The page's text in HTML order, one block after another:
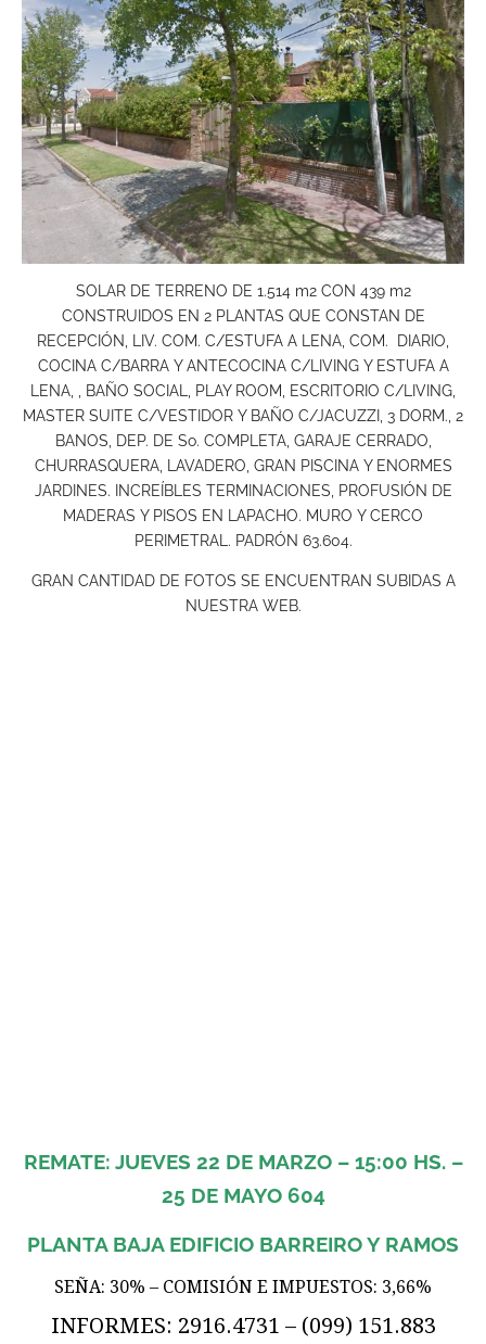
SOLAR DE TERRENO DE 1.514 m2 CON 439 m2
CONSTRUIDOS EN 2 PLANTAS QUE CONSTAN DE
RECEPCIÓN, LIV. COM. C/ESTUFA A LENA, COM. DIARIO,
COCINA C/BARRA Y ANTECOCINA C/LIVING Y ESTUFA A
LENA, , BAÑO SOCIAL, PLAY ROOM, ESCRITORIO C/LIVING,
MASTER SUITE C/VESTIDOR Y BAÑO C/JACUZZI, 3 DORM., 2
BANOS, DEP. DE So. COMPLETA, GARAJE CERRADO,
CHURRASQUERA, LAVADERO, GRAN PISCINA Y ENORMES
JARDINES. INCREÍBLES TERMINACIONES, PROFUSIÓN DE
MADERAS Y PISOS EN LAPACHO. MURO Y CERCO
PERIMETRAL. PADRÓN 63.604.
GRAN CANTIDAD DE FOTOS SE ENCUENTRAN SUBIDAS A
NUESTRA WEB.
REMATE: JUEVES 22 DE MARZO – 15:00 HS. –
25 DE MAYO 604
PLANTA BAJA EDIFICIO BARREIRO Y RAMOS
SEÑA: 30% – COMISIÓN E IMPUESTOS: 3,66%
INFORMES: 2916.4731 – (099) 151.883